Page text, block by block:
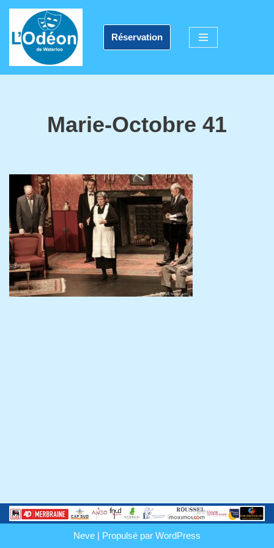
Aller
au
contenu
Réservation
Marie-Octobre 41
Neve | Propulsé par WordPress